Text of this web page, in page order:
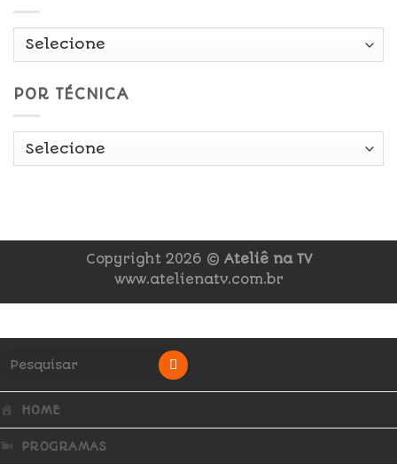
POR TÉCNICA
Copyright 2026 © Ateliê na TV
www.atelienatv.com.br
HOME
PROGRAMAS